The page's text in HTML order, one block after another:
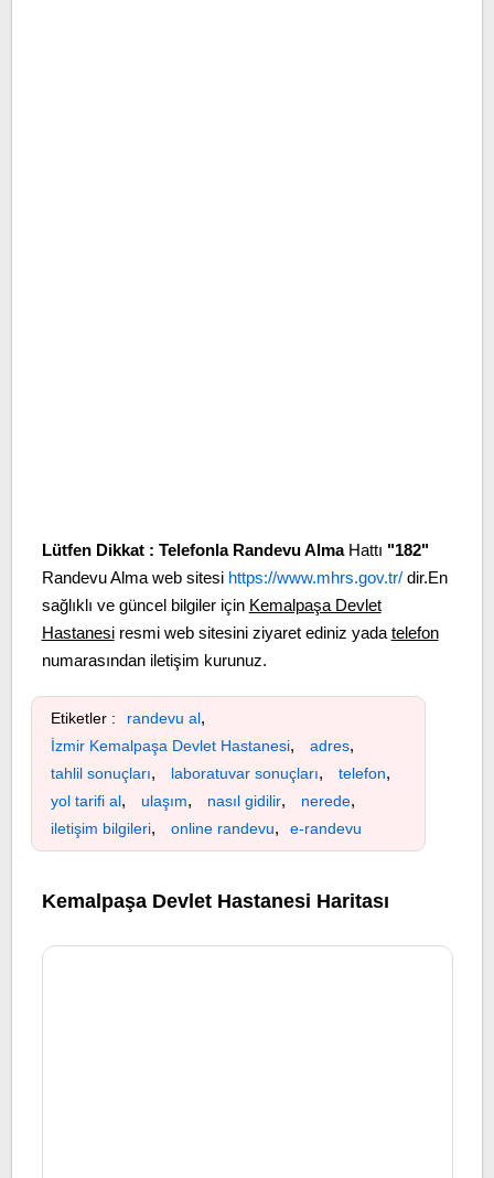
Lütfen Dikkat : Telefonla Randevu AlmaHattı "182"
Randevu Alma web sitesi https://www.mhrs.gov.tr/dir.En
sağlıklı ve güncel bilgiler için Kemalpaşa Devlet
Hastanesiresmi web sitesini ziyaret ediniz yada telefon
numarasından iletişim kurunuz.
Etiketler : randevu al,
İzmir Kemalpaşa Devlet Hastanesi, adres,
tahlil sonuçları, laboratuvar sonuçları, telefon,
yol tarifi al, ulaşım, nasıl gidilir, nerede,
iletişim bilgileri, online randevu, e-randevu
Kemalpaşa Devlet Hastanesi Haritası